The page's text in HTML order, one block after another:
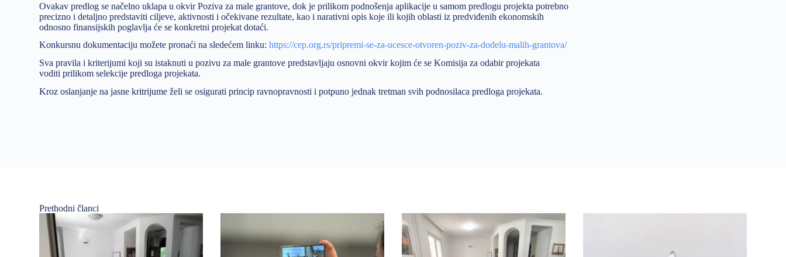
Ovakav predlog se načelno uklapa u okvir Poziva za male grantove, dok je prilikom podnošenja aplikacije u samom predlogu projekta potrebno
precizno i detaljno predstaviti ciljeve, aktivnosti i očekivane rezultate, kao i narativni opis koje ili kojih oblasti iz predviđenih ekonomskih
odnosno finansijskih poglavlja će se konkretni projekat dotaći.
Konkursnu dokumentaciju možete pronaći na sledećem linku:https://cep.org.rs/pripremi-se-za-ucesce-otvoren-poziv-za-dodelu-malih-grantova/
Sva pravila i kriterijumi koji su istaknuti u pozivu za male grantove predstavljaju osnovni okvir kojim će se Komisija za odabir projekata
voditi prilikom selekcije predloga projekata.
Kroz oslanjanje na jasne kritrijume želi se osigurati princip ravnopravnosti i potpuno jednak tretman svih podnosilaca predloga projekata.
Prethodni članci